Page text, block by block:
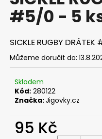
0,0
z
hvězdiček.
#5/0 - 5
SICKLE RUGBY
Můžeme doručit do:
Skladem
Kód: 280122
Značka:Jigovky.cz
95 Kč
a
j
í
t
?